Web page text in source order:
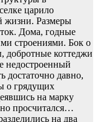
царило
жизни. Размеры
Дома, годные
строениями. Бок о
добротные коттеджи
недостроенный
достаточно давно,
о грядущих
на марку
просчитался…
на два